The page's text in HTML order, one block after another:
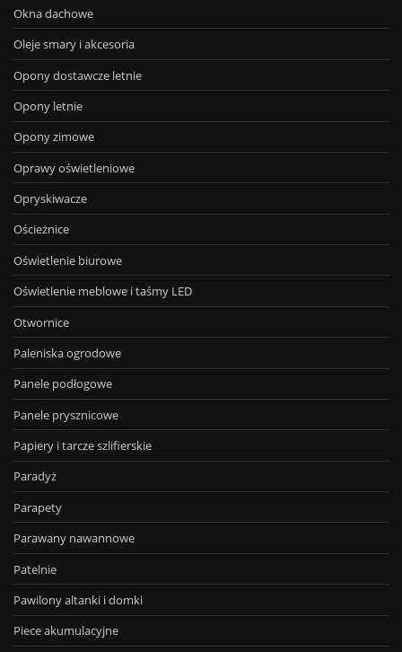
Okna dachowe
Oleje smary i akcesoria
Opony dostawcze letnie
Opony letnie
Opony zimowe
Oprawy oświetleniowe
Opryskiwacze
Ościeżnice
Oświetlenie biurowe
Oświetlenie meblowe i taśmy LED
Otwornice
Paleniska ogrodowe
Panele podłogowe
Panele prysznicowe
Papiery i tarcze szlifierskie
Paradyż
Parapety
Parawany nawannowe
Patelnie
Pawilony altanki i domki
Piece akumulacyjne